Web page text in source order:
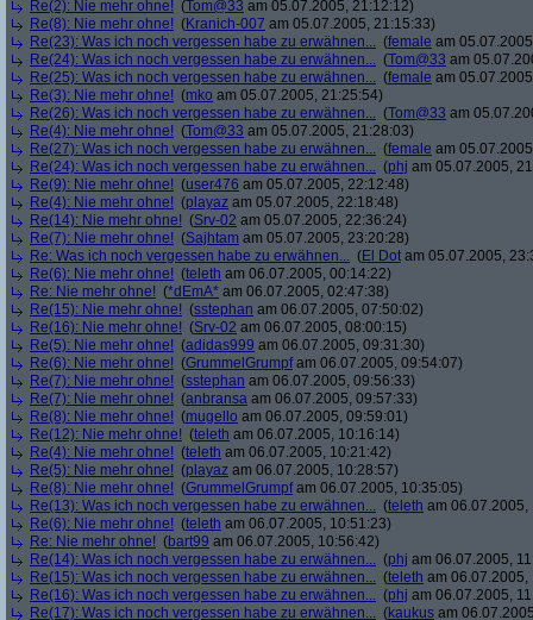
Re(2): Nie mehr ohne! (Tom@33 am 05.07.2005, 21:12:12)
Re(8): Nie mehr ohne! (Kranich-007 am 05.07.2005, 21:15:33)
Re(23): Was ich noch vergessen habe zu erwähnen... (female am
Re(24): Was ich noch vergessen habe zu erwähnen... (Tom@33 am
Re(25): Was ich noch vergessen habe zu erwähnen... (female am
Re(3): Nie mehr ohne! (mko am 05.07.2005, 21:25:54)
Re(26): Was ich noch vergessen habe zu erwähnen... (Tom@33 am
Re(4): Nie mehr ohne! (Tom@33 am 05.07.2005, 21:28:03)
Re(27): Was ich noch vergessen habe zu erwähnen... (female am
Re(24): Was ich noch vergessen habe zu erwähnen... (phj am 05.07.2005,
Re(9): Nie mehr ohne! (user476 am 05.07.2005, 22:12:48)
Re(4): Nie mehr ohne! (playaz am 05.07.2005, 22:18:48)
Re(14): Nie mehr ohne! (Srv-02 am 05.07.2005, 22:36:24)
Re(7): Nie mehr ohne! (Sajhtam am 05.07.2005, 23:20:28)
Re: Was ich noch vergessen habe zu erwähnen... (El Dot am 05.07.2005,
Re(6): Nie mehr ohne! (teleth am 06.07.2005, 00:14:22)
Re: Nie mehr ohne! (*dEmA* am 06.07.2005, 02:47:38)
Re(15): Nie mehr ohne! (sstephan am 06.07.2005, 07:50:02)
Re(16): Nie mehr ohne! (Srv-02 am 06.07.2005, 08:00:15)
Re(5): Nie mehr ohne! (adidas999 am 06.07.2005, 09:31:30)
Re(6): Nie mehr ohne! (GrummelGrumpfam 06.07.2005, 09:54:07)
Re(7): Nie mehr ohne! (sstephan am 06.07.2005, 09:56:33)
Re(7): Nie mehr ohne! (anbransa am 06.07.2005, 09:57:33)
Re(8): Nie mehr ohne! (mugello am 06.07.2005, 09:59:01)
Re(12): Nie mehr ohne! (teleth am 06.07.2005, 10:16:14)
Re(4): Nie mehr ohne! (teleth am 06.07.2005, 10:21:42)
Re(5): Nie mehr ohne! (playaz am 06.07.2005, 10:28:57)
Re(8): Nie mehr ohne! (GrummelGrumpfam 06.07.2005, 10:35:05)
Re(13): Was ich noch vergessen habe zu erwähnen... (teleth am 06.07.2005,
Re(6): Nie mehr ohne! (teleth am 06.07.2005, 10:51:23)
Re: Nie mehr ohne! (bart99 am 06.07.2005, 10:56:42)
Re(14): Was ich noch vergessen habe zu erwähnen... (phj am 06.07.2005,
Re(15): Was ich noch vergessen habe zu erwähnen... (teleth am 06.07.2005,
Re(16): Was ich noch vergessen habe zu erwähnen... (phj am 06.07.2005,
Re(17): Was ich noch vergessen habe zu erwähnen... (kaukus am